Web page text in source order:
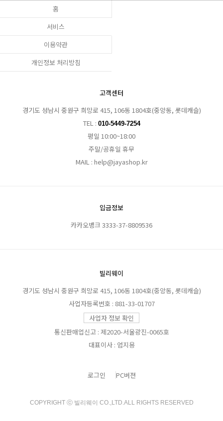
홈
서비스
이용약관
개인정보 처리방침
고객센터
경기도 성남시 중원구 희망로 415, 106동 1804호(중앙동, 롯데캐슬)
TEL : 010-5449-7254
평일 10:00~18:00
주말/공휴일 휴무
MAIL : help@jayashop.kr
입금정보
카카오뱅크 3333-37-8809536
빌리웨이
경기도 성남시 중원구 희망로 415, 106동 1804호(중앙동, 롯데캐슬)
사업자등록번호 : 881-33-01707
사업자 정보 확인
통신판매업신고 : 제2020-서울광진-0065호
대표이사 : 엄지용
로그인 PC버젼
COPYRIGHT ⓒ 빌리웨이 CO.,LTD.ALL RIGHTS RESERVED